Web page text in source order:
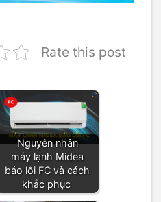
Rate this post
Nguyên nhân
máy lạnh Midea
báo lỗi FC và cách
khắc phục